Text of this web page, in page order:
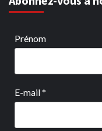
Prénom
E-mail*